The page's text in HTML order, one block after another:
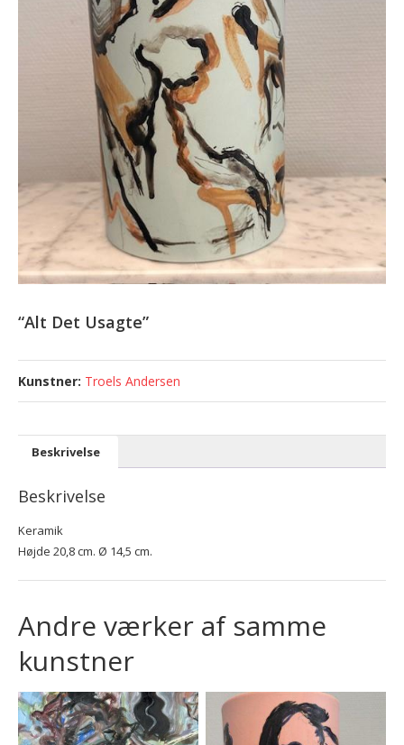
“Alt Det Usagte”
Troels Andersen
Beskrivelse
Beskrivelse
Keramik
Højde 20,8 cm. Ø 14,5 cm.
Andre værker af samme
kunstner